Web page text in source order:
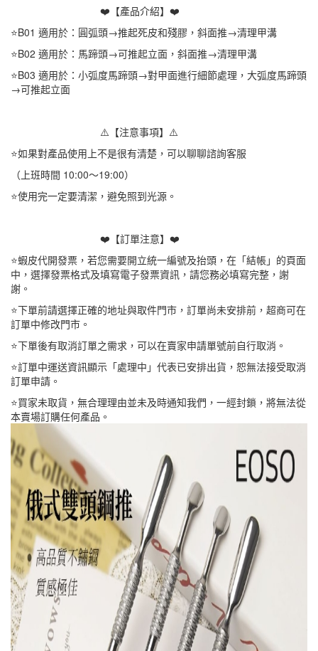
❤️【產品介紹】❤️
⭐B01 適用於：圓弧頭→推起死皮和殘膠，斜面推→清理甲溝
⭐B02 適用於：馬蹄頭→可推起立面，斜面推→清理甲溝
⭐B03 適用於：小弧度馬蹄頭→對甲面進行細節處理，大弧度馬蹄頭
→可推起立面
⚠️【注意事項】⚠️
⭐如果對產品使用上不是很有清楚，可以聊聊諮詢客服
（上班時間 10:00～19:00）
⭐使用完一定要清潔，避免照到光源。
❤️【訂單注意】❤️
⭐蝦皮代開發票，若您需要開立統一編號及抬頭，在「結帳」的頁面
中，選擇發票格式及填寫電子發票資訊，請您務必填寫完整，謝
謝。
⭐下單前請選擇正確的地址與取件門市，訂單尚未安排前，超商可在
訂單中修改門市。
⭐下單後有取消訂單之需求，可以在賣家申請單號前自行取消。
⭐訂單中運送資訊顯示「處理中」代表已安排出貨，恕無法接受取消
訂單申請。
⭐買家未取貨，無合理理由並未及時通知我們，一經封鎖，將無法從
本賣場訂購任何產品。